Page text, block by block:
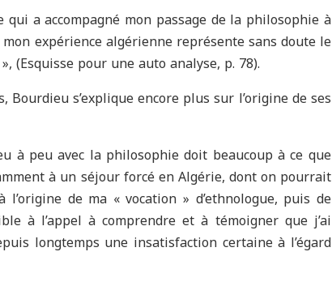
a accompagné mon passage de la philosophie à
expérience algérienne représente sans doute le
(Esquisse pour une auto analyse, p. 78).
s’explique encore plus sur l’origine de ses
à peu avec la philosophie doit beaucoup à ce que
à un séjour forcé en Algérie, dont on pourrait
de ma « vocation » d’ethnologue, puis de
à l’appel à comprendre et à témoigner que j’ai
longtemps une insatisfaction certaine à l’égard